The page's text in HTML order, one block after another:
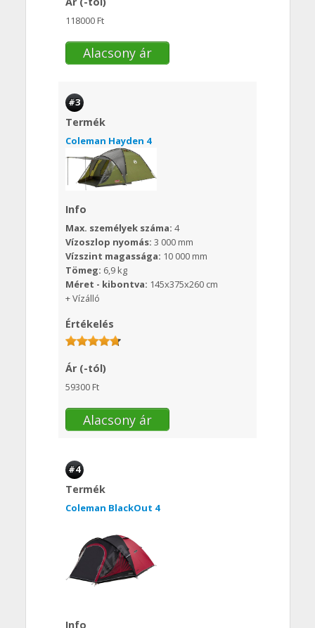
118000 Ft
Alacsony ár
#3
Termék
Coleman Hayden 4
Info
Max. személyek száma: 4
Vízoszlop nyomás: 3 000 mm
Vízszint magassága: 10 000 mm
Tömeg: 6,9 kg
Méret - kibontva: 145x375x260 cm
+ Vízálló
Értékelés
Ár (-tól)
59300 Ft
Alacsony ár
#4
Termék
Coleman BlackOut 4
Info